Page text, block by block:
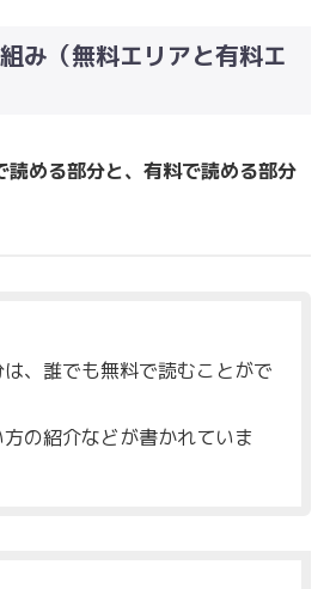
み（無料エリアと有料エ
読める部分と、有料で読める部分
、誰でも無料で読むことがで
の紹介などが書かれていま